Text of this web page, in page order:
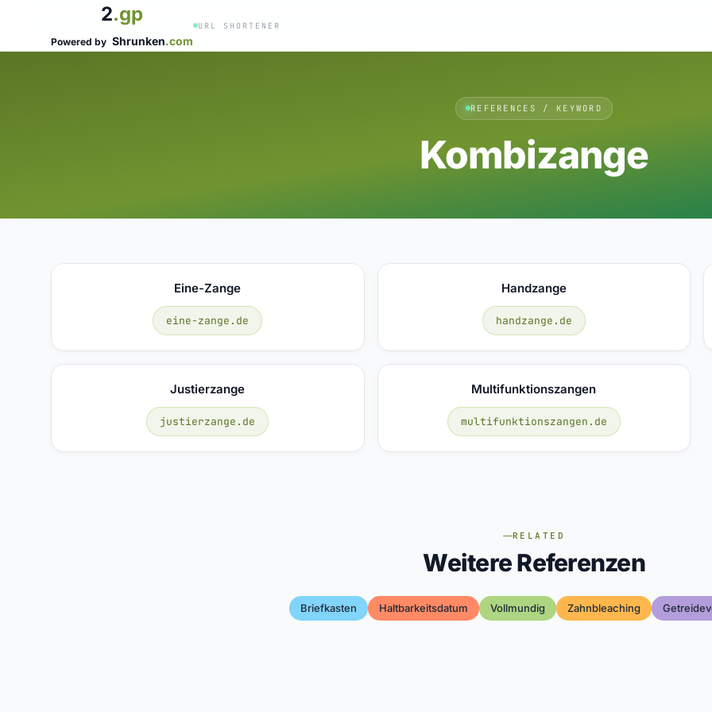
2.gp
Powered by Shrunken.com
URL SHORTENER
REFERENCES / KEYWORD
Kombizange
Eine-Zange
eine-zange.de
Handzange
handzange.de
Justierzange
justierzange.de
Multifunktionszangen
multifunktionszangen.de
RELATED
Weitere Referenzen
Briefkasten Haltbarkeitsdatum Vollmundig Zahnbleaching